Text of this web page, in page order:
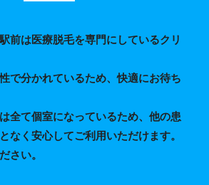
前は医療脱毛を専門にしているクリ
で分かれているため、快適にお待ち
全て個室になっているため、他の患
なく安心してご利用いただけます。
さい。